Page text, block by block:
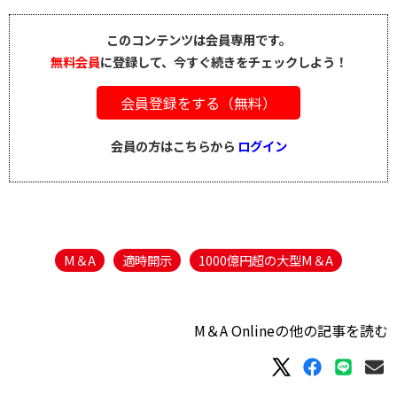
このコンテンツは会員専用です。
無料会員に登録して、今すぐ続きをチェックしよう！
会員登録をする（無料）
会員の方はこちらから ログイン
M＆A 適時開示 1000億円超の大型M＆A
M＆A Onlineの他の記事を読む